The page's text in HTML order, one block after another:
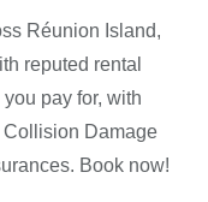
Réunion Island,
reputed rental
pay for, with
Collision Damage
Book now!